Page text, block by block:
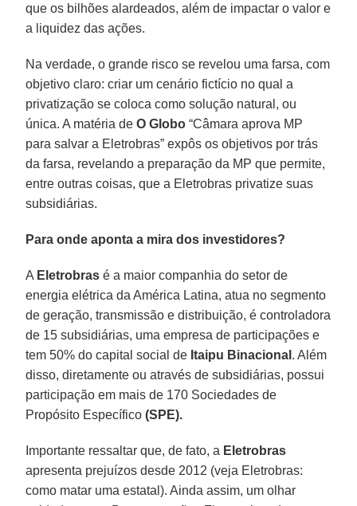
que os bilhões alardeados, além de impactar o valor e
a liquidez das ações.
Na verdade, o grande risco se revelou uma farsa, com
objetivo claro: criar um cenário fictício no qual a
privatização se coloca como solução natural, ou
única. A matéria deO Globo “Câmara aprova MP
para salvar a Eletrobras” expôs os objetivos por trás
da farsa, revelando a preparação da MP que permite,
entre outras coisas, que a Eletrobras privatize suas
subsidiárias.
Para onde aponta a mira dos investidores?
A Eletrobras é a maior companhia do setor de
energia elétrica da América Latina, atua no segmento
de geração, transmissão e distribuição, é controladora
de 15 subsidiárias, uma empresa de participações e
tem 50% do capital social de Itaipu Binacional . Além
disso, diretamente ou através de subsidiárias, possui
participação em mais de 170 Sociedades de
Propósito Específico(SPE).
Importante ressaltar que, de fato, a Eletrobras
apresenta prejuízos desde 2012 (veja Eletrobras:
como matar uma estatal). Ainda assim, um olhar